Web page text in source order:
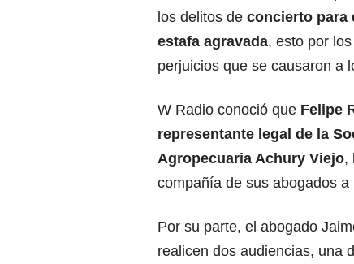
los delitos de concierto para
estafa agravada, esto por
perjuicios que se causaron a
W Radio conoció que Felipe
representante legal de la
Agropecuaria Achury Viejo,
compañía de sus abogados a
Por su parte, el abogado
realicen dos audiencias, una